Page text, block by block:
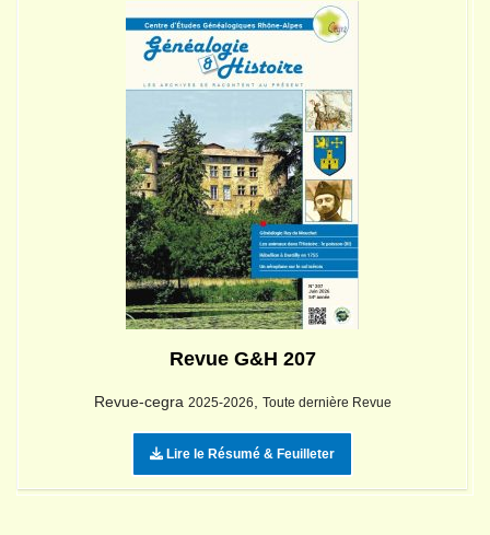
Revue G&H 207
Revue-cegra 2025-2026 Toute dernière Revue
Lire le Résumé & Feuilleter